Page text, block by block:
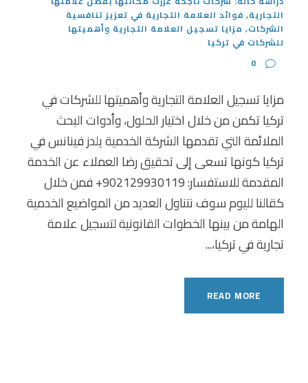
التجارية, فوائد العلامة التجارية في تعزيز تنافسية
الشركات, مزايا تسجيل العلامة التجارية وأهميتها
للشركات في تركيا
0
مزايا تسجيل العلامة التجارية وأهميتها للشركات في
تركيا تكمن من خلال اختيار الحلول، وأدوات البحث
الملائمة التي تقدمها الشركة الخدمية يلدز فينانس في
تركيا كونها تسعى إلى تحقيق رضا العملاء عن الخدمة
المقدمة للاستفسار: 902129930119+ فمن خلال
كقالنا لليوم سوف نتناول العديد من المواضيع الخدمية
الهامة من بينها الخطوات القانونية لتسجيل علامة
تجارية في تركيا،...
READ MORE